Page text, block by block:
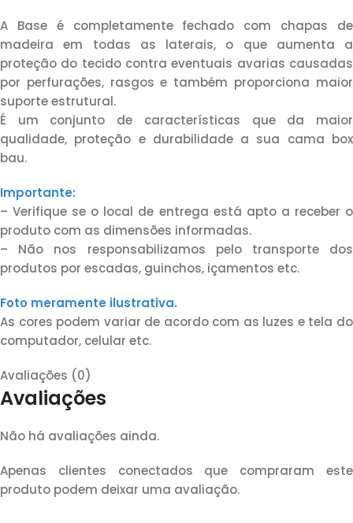
A Base é completamente fechado com chapas de
madeira em todas as laterais, o que aumenta a
proteção do tecido contra eventuais avarias causadas
por perfurações, rasgos e também proporciona maior
suporte estrutural.
É um conjunto de características que da maior
qualidade, proteção e durabilidade a sua cama box
bau.
Importante:
– Verifique se o local de entrega está apto a receber o
produto com as dimensões informadas.
– Não nos responsabilizamos pelo transporte dos
produtos por escadas, guinchos, içamentos etc.
Foto meramente ilustrativa.
As cores podem variar de acordo com as luzes e tela do
computador, celular etc.
Avaliações (0)
Avaliações
Não há avaliações ainda.
Apenas clientes conectados que compraram este
produto podem deixar uma avaliação.